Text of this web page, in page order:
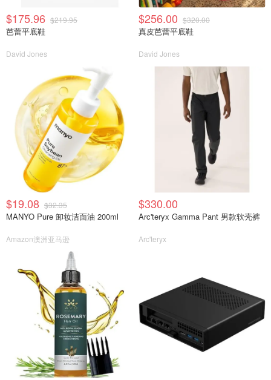
$175.96 $219.95
芭蕾平底鞋
David Jones
$256.00 $320.00
真皮芭蕾平底鞋
David Jones
$19.08 $32.35
MANYO Pure 卸妆洁面油 200ml
Amazon澳洲亚马逊
$330.00
Arc'teryx Gamma Pant 男款软壳裤
Arc'teryx